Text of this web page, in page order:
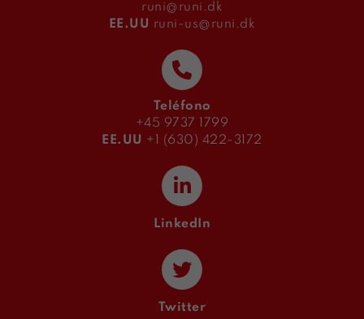
runi@runi.dk
EE.UU runi-us@runi.dk
Teléfono
+45 9737 1799
EE.UU +1 (630) 422-3172
LinkedIn
Twitter